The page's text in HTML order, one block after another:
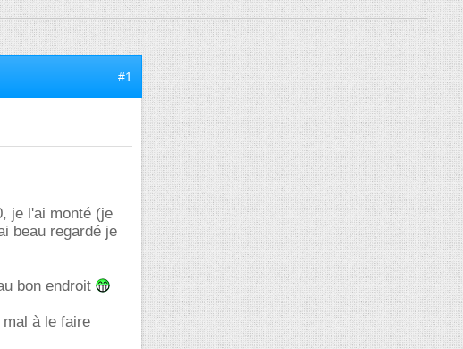
#1
je l'ai monté (je
beau regardé je
bon endroit
à le faire